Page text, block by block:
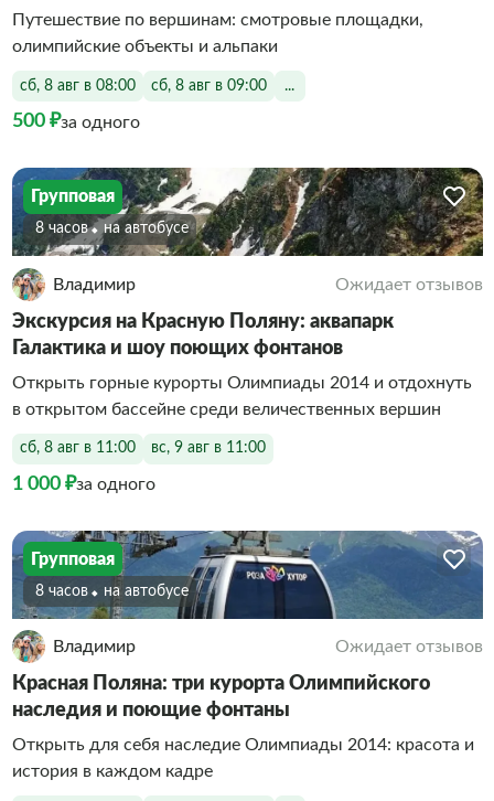
Путешествие по вершинам: смотровые площадки,
олимпийские объекты и альпаки
сб, 8 авг в 08:00 сб, 8 авг в 09:00 ...
500 ₽за одного
Групповая
8 часов На автобусе
Владимир Ожидает отзывов
Экскурсия на Красную Поляну: аквапарк
Галактика и шоу поющих фонтанов
Открыть горные курорты Олимпиады 2014 и отдохнуть
в открытом бассейне среди величественных вершин
сб, 8 авг в 11:00 вс, 9 авг в 11:00
1 000 ₽за одного
Групповая
8 часов На автобусе
Владимир Ожидает отзывов
Красная Поляна: три курорта Олимпийского
наследия и поющие фонтаны
Открыть для себя наследие Олимпиады 2014: красота и
история в каждом кадре